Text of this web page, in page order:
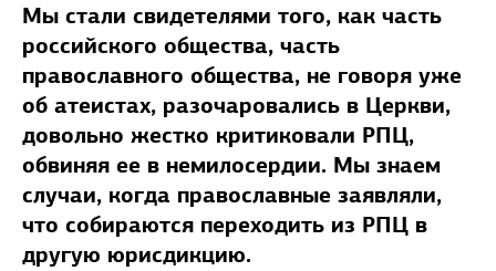
Мы стали свидетелями того, как часть
российского общества, часть
православного общества, не говоря уже
об атеистах, разочаровались в Церкви,
довольно жестко критиковали РПЦ,
обвиняя ее в немилосердии. Мы знаем
случаи, когда православные заявляли,
что собираются переходить из РПЦ в
другую юрисдикцию.